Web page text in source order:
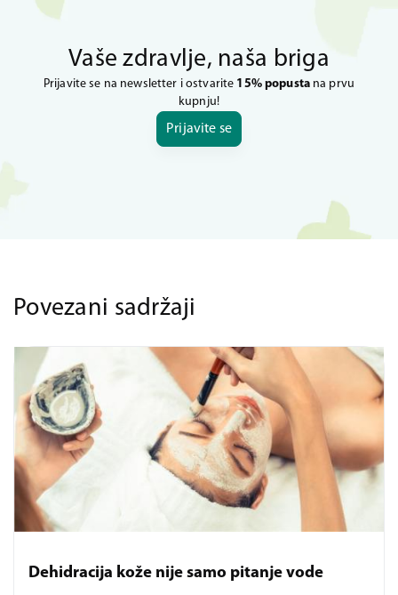
Vaše zdravlje, naša briga
Prijavite se na newsletter i ostvarite 15% popustana prvu
kupnju!
Prijavite se
Povezani sadržaji
Dehidracija kože nije samo pitanje vode